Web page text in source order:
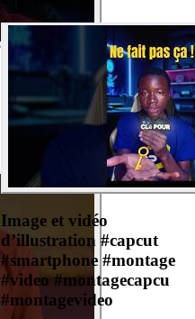
Image et vidéo
d’illustration #capcut
#smartphone #montage
#video #montagecapcu
#montagevideo